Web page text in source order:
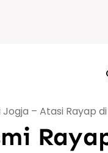
– Atasi Rayap